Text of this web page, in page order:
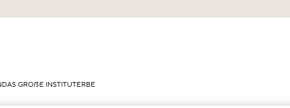
DAS GROẞE INSTITUTERBE